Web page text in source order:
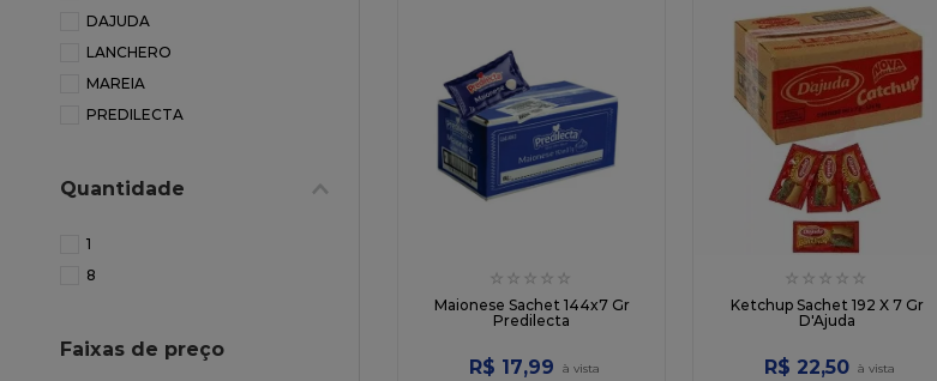
DAJUDA
LANCHERO
MAREIA
PREDILECTA
Quantidade
1
8
Faixas de preço
☆ ☆ ☆ ☆ ☆
Maionese Sachet 144x7 Gr
Predilecta
R$ 17,99
☆ ☆ ☆ ☆ ☆
Ketchup Sachet 192 X 7 Gr
D'Ajuda
R$ 22,50
caixa kraft
º chocolate